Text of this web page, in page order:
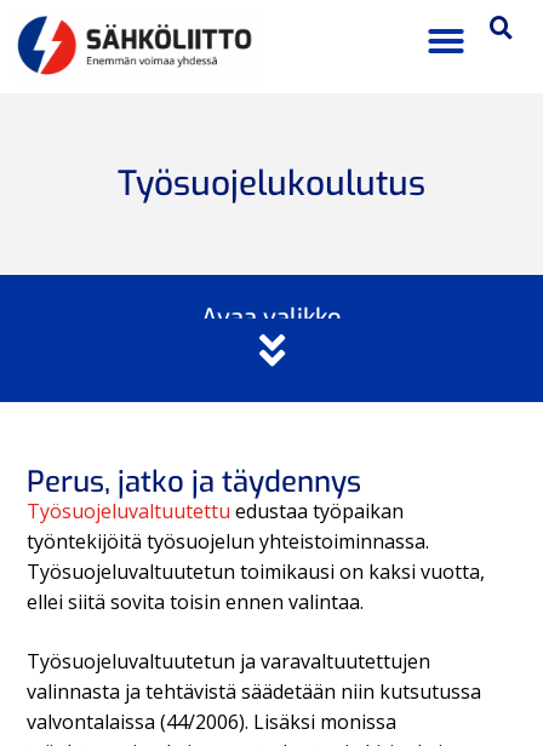
Työsuojelukoulutus
Avaa valikko
Perus, jatko ja täydennys
Työsuojeluvaltuutettu edustaa työpaikan
työntekijöitä työsuojelun yhteistoiminnassa.
Työsuojeluvaltuutetun toimikausi on kaksi vuotta,
ellei siitä sovita toisin ennen valintaa.
Työsuojeluvaltuutetun ja varavaltuutettujen
valinnasta ja tehtävistä säädetään niin kutsutussa
valvontalaissa (44/2006). Lisäksi monissa